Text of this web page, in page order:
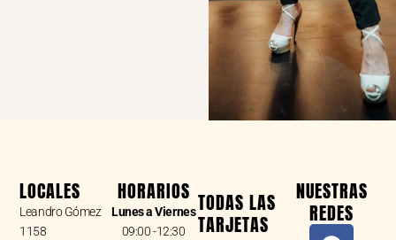
LOCALES
Leandro Gómez
1158
HORARIOS
Lunes a Viernes
09:00 -12:30
TODAS LAS
TARJETAS
NUESTRAS
REDES
F
I
W